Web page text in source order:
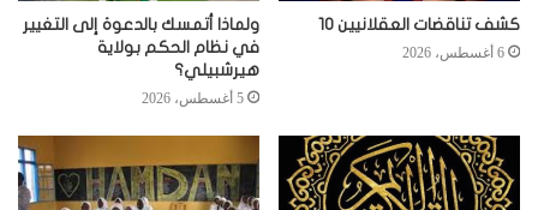
كشف تناقضات العقلانيين 10
6 أغسطس، 2026
ولماذا أتمسك بالدعوة إلى التغيير
في نظام الحكم بولاية
هيرشبيلي؟
5 أغسطس، 2026